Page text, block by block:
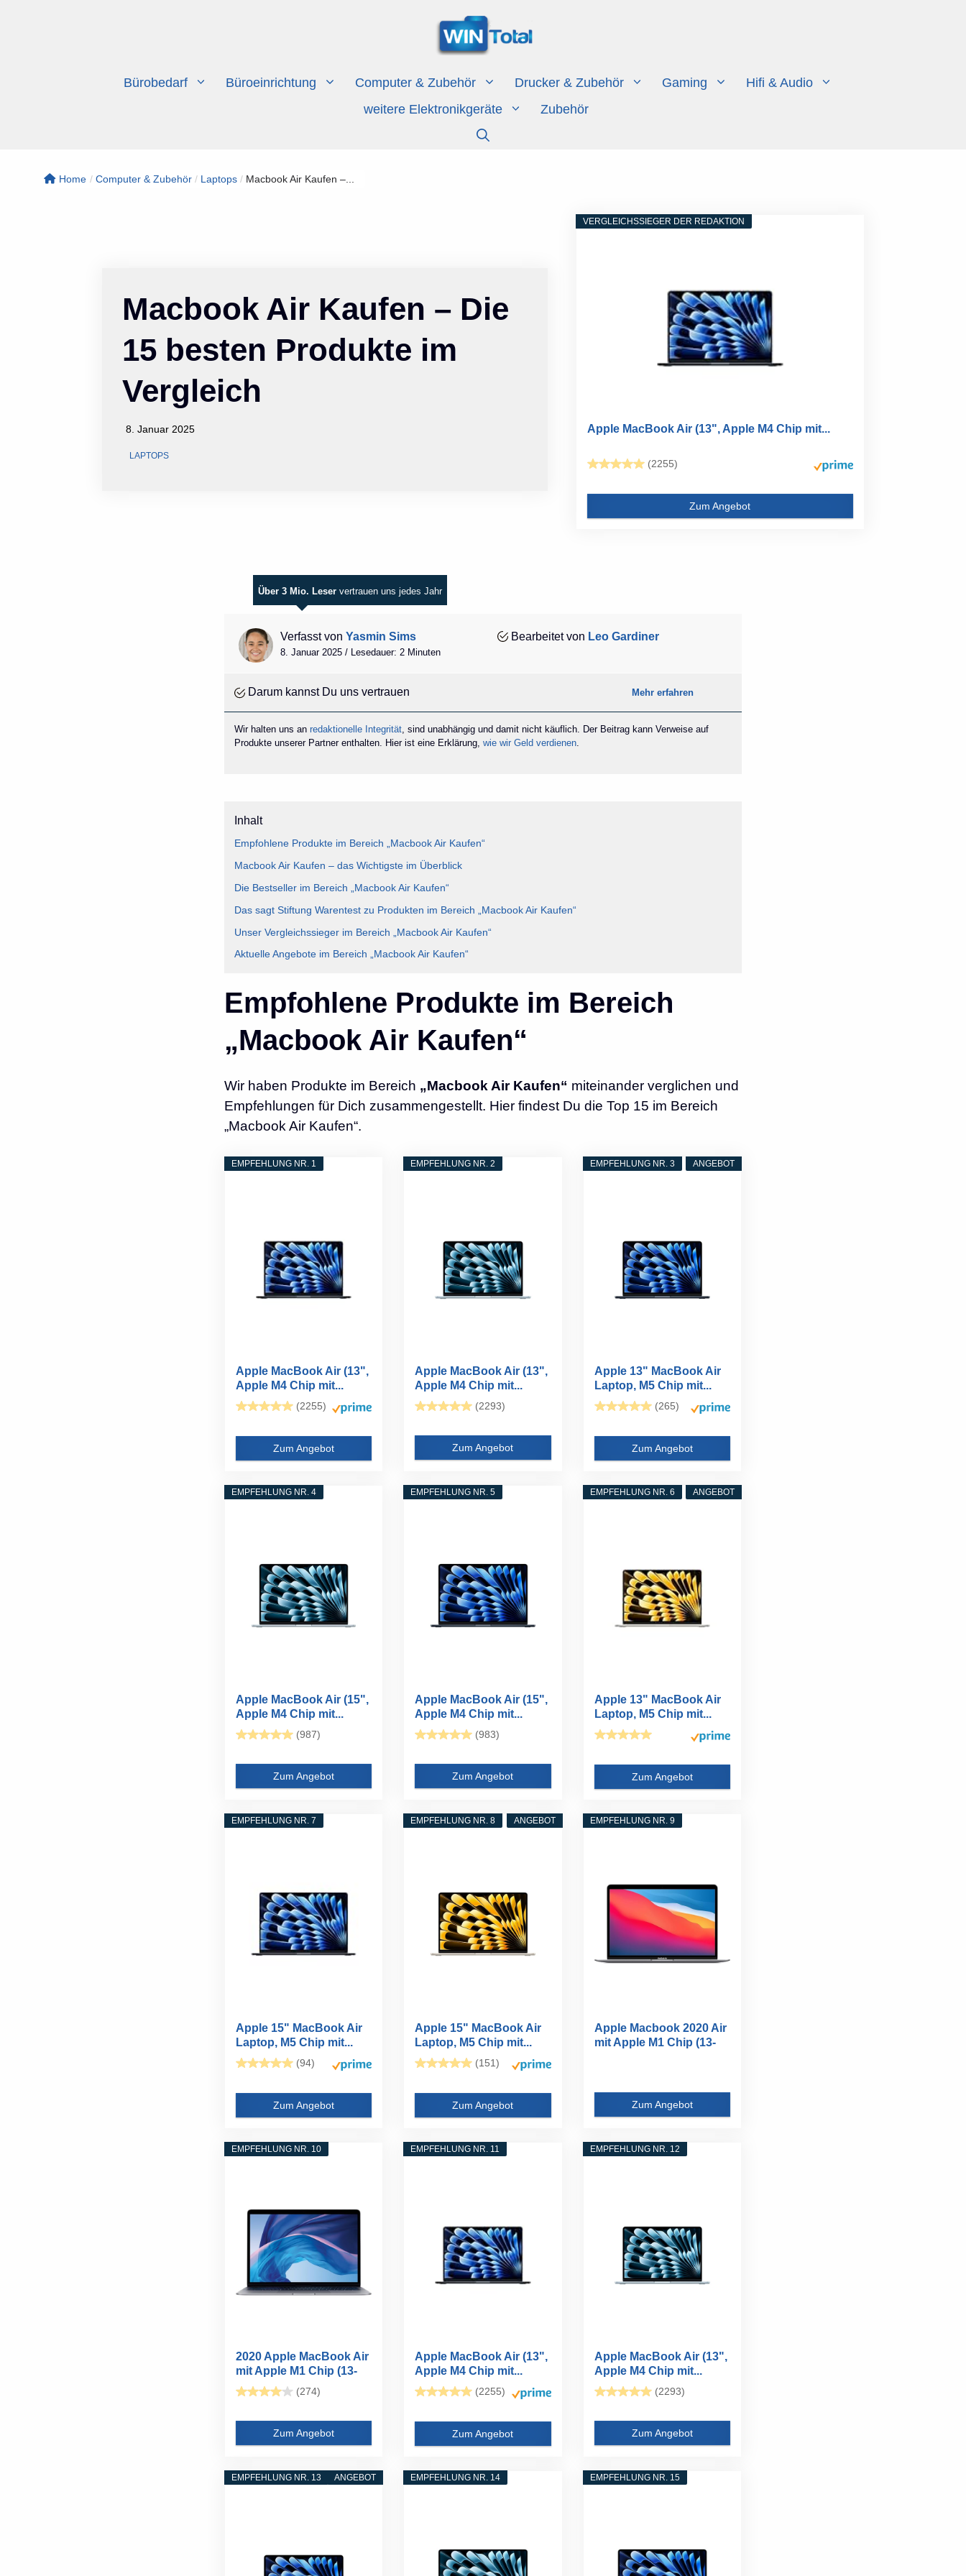
Bürobedarf Büroeinrichtung Computer & Zubehör Drucker & Zubehör Gaming
Hifi & Audio
weitere Elektronikgeräte
Zubehör
Home / Computer & Zubehör / Laptops / Macbook Air Kaufen –...
Macbook Air Kaufen – Die
15 besten Produkte im
Vergleich
8. Januar 2025
LAPTOPS
VERGLEICHSSIEGER DER REDAKTION
Apple MacBook Air (13", Apple M4 Chip mit...
(2255)
Zum Angebot
Über 3 Mio. Leser vertrauen uns jedes Jahr
Verfasst von Yasmin Sims
8. Januar 2025 / Lesedauer: 2 Minuten
Bearbeitet von Leo Gardiner
Darum kannst Du uns vertrauen Mehr erfahren
Wir halten uns anredaktionelle Integrität, sind unabhängig und damit nicht käuflich. Der Beitrag kann Verweise auf
Produkte unserer Partner enthalten. Hier ist eine Erklärung,wie wir Geld verdienen.
Inhalt
Empfohlene Produkte im Bereich „Macbook Air Kaufen“
Macbook Air Kaufen – das Wichtigste im Überblick
Die Bestseller im Bereich „Macbook Air Kaufen“
Das sagt Stiftung Warentest zu Produkten im Bereich „Macbook Air Kaufen“
Unser Vergleichssieger im Bereich „Macbook Air Kaufen“
Aktuelle Angebote im Bereich „Macbook Air Kaufen“
Empfohlene Produkte im Bereich
„Macbook Air Kaufen“
Wir haben Produkte im Bereich „Macbook Air Kaufen“ miteinander verglichen und
Empfehlungen für Dich zusammengestellt. Hier findest Du die Top 15 im Bereich
„Macbook Air Kaufen“.
EMPFEHLUNG NR. 1
Apple MacBook Air (13",
Apple M4 Chip mit...
(2255)
Zum Angebot
EMPFEHLUNG NR. 2
Apple MacBook Air (13",
Apple M4 Chip mit...
(2293)
Zum Angebot
ANGEBOT
EMPFEHLUNG NR. 3
Apple 13" MacBook Air
Laptop, M5 Chip mit...
(265)
Zum Angebot
EMPFEHLUNG NR. 4
Apple MacBook Air (15",
Apple M4 Chip mit...
(987)
Zum Angebot
EMPFEHLUNG NR. 5
Apple MacBook Air (15",
Apple M4 Chip mit...
(983)
Zum Angebot
ANGEBOT
EMPFEHLUNG NR. 6
Apple 13" MacBook Air
Laptop, M5 Chip mit...
Zum Angebot
EMPFEHLUNG NR. 7
Apple 15" MacBook Air
Laptop, M5 Chip mit...
(94)
Zum Angebot
ANGEBOT
EMPFEHLUNG NR. 8
Apple 15" MacBook Air
Laptop, M5 Chip mit...
(151)
Zum Angebot
EMPFEHLUNG NR. 9
Apple Macbook 2020 Air
mit Apple M1 Chip (13-
Zum Angebot
EMPFEHLUNG NR. 10
2020 Apple MacBook Air
mit Apple M1 Chip (13-
zoll...
(274)
Zum Angebot
EMPFEHLUNG NR. 11
Apple MacBook Air (13",
Apple M4 Chip mit...
(2255)
Zum Angebot
EMPFEHLUNG NR. 12
Apple MacBook Air (13",
Apple M4 Chip mit...
(2293)
Zum Angebot
ANGEBOT
EMPFEHLUNG NR. 13 EMPFEHLUNG NR. 14 EMPFEHLUNG NR. 15